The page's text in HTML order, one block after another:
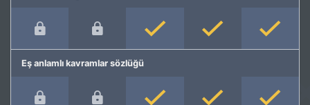
Eş anlamlı kavramlar sözlüğü